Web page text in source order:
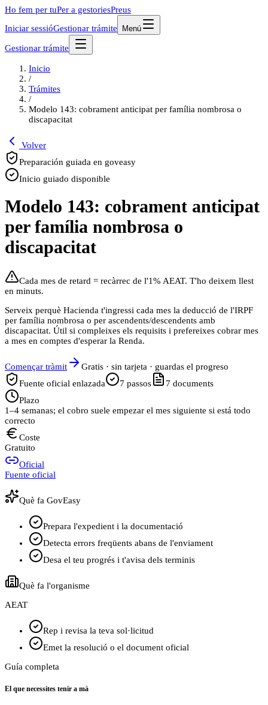
Ho fem per tuPer a gestoriesPreus
Iniciar sessióGestionar trámite Menú
Gestionar trámite
Inicio
/
Trámites
/
Modelo 143: cobrament anticipat per família nombrosa o
discapacitat
Volver
Preparación guiada en goveasy
Inicio guiado disponible
Modelo 143: cobrament anticipat
per família nombrosa o
discapacitat
Cada mes de retard = recàrrec de l'1% AEAT. T'ho deixem llest
en minuts.
Serveix perquè Hacienda t'ingressi cada mes la deducció de l'IRPF
per família nombrosa o per ascendents/descendents amb
discapacitat. Útil si compleixes els requisits i prefereixes cobrar mes
a mes en comptes d'esperar la Renda.
Començar tràmit
Gratis · sin tarjeta · guardas el progreso
Fuente oficial enlazada
7 passos 7 documents
Plazo
1–4 semanas; el cobro suele empezar el mes siguiente si está todo
correcto
Coste
Gratuito
Oficial
Fuente oficial
Què fa GovEasy
Prepara l'expedient i la documentació
Detecta errors freqüents abans de l'enviament
Desa el teu progrés i t'avisa dels terminis
Què fa l'organisme
AEAT
Rep i revisa la teva sol·licitud
Emet la resolució o el document oficial
Guía completa
El que necessites tenir a mà